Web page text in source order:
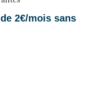
2€/mois sans